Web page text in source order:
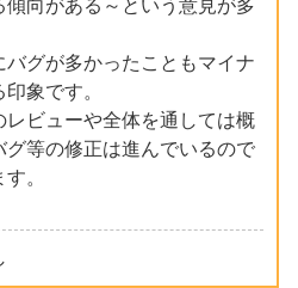
傾向がある～という意見が多
バグが多かったこともマイナ
象です。
レビューや全体を通しては概
グ等の修正は進んでいるので
。